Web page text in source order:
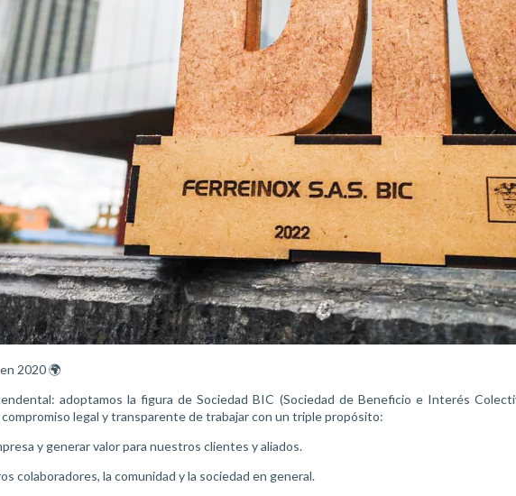
2020 🌍
adoptamos la figura de Sociedad BIC (Sociedad de Beneficio e Interés
legal y transparente de trabajar con un triple propósito:
y generar valor para nuestros clientes y aliados.
colaboradores, la comunidad y la sociedad en general.